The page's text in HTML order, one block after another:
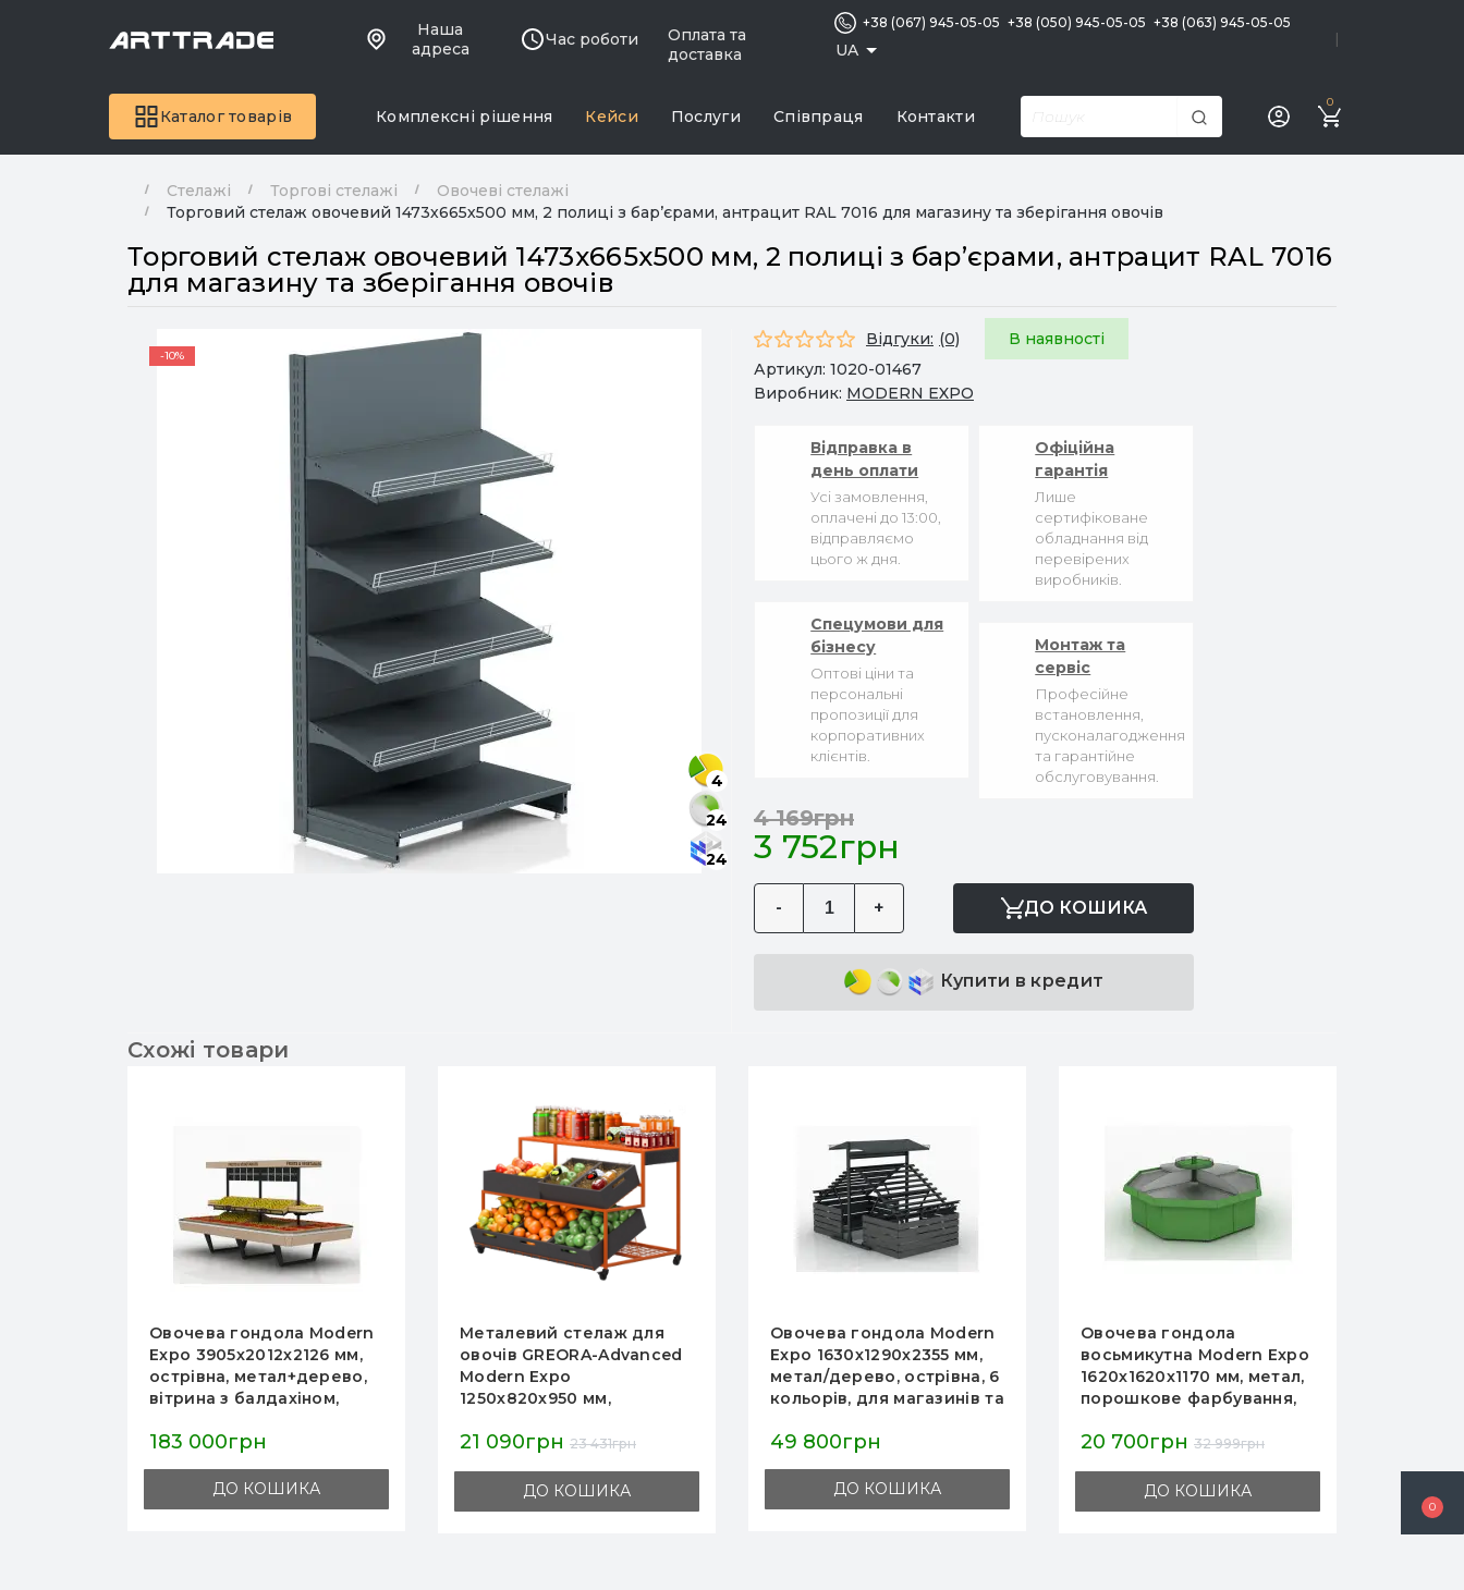
0
Наша
адреса
Час роботи
Оплата та
доставка
UA
+38 (067) 945-05-05 +38 (050) 945-05-05 +38 (063) 945-05-05
Каталог товарів Комплексні рішення Кейси Послуги Співпраця Контакти
0
Стелажі Торгові стелажі
Овочеві стелажі
Торговий стелаж овочевий 1473х665х500 мм, 2 полиці з бар’єрами, антрацит RAL 7016 для магазину та зберігання овочів
Торговий стелаж овочевий 1473х665х500 мм, 2 полиці з бар’єрами, антрацит RAL 7016
для магазину та зберігання овочів
-10%
4
24
24
Відгуки: (0)
В наявності
Артикул: 1020-01467
Виробник: MODERN EXPO
Відправка в
день оплати
Усі замовлення,
оплачені до 13:00,
відправляємо
цього ж дня.
Офіційна
гарантія
Лише
сертифіковане
обладнання від
перевірених
виробників.
Спецумови для
бізнесу
Оптові ціни та
персональні
пропозиції для
корпоративних
клієнтів.
Монтаж та
сервіс
Професійне
встановлення,
пусконалагодження
та гарантійне
обслуговування.
3 752грн
4 169грн
- + ДО КОШИКА
Купити в кредит
Схожі товари
Овочева гондола Modern
Expo 3905х2012х2126 мм,
острівна, метал+дерево,
вітрина з балдахіном,
183 000грн
ДО КОШИКА
Металевий стелаж для
овочів GREORA-Advanced
Modern Expo
1250х820х950 мм,
Україна — для магазинів
21 090грн 23 431грн
ДО КОШИКА
Овочева гондола Modern
Expo 1630х1290х2355 мм,
метал/дерево, острівна, 6
кольорів, для магазинів та
49 800грн
ДО КОШИКА
Овочева гондола
восьмикутна Modern Expo
1620х1620х1170 мм, метал,
порошкове фарбування,
острівна, Україна
20 700грн 32 999грн
ДО КОШИКА